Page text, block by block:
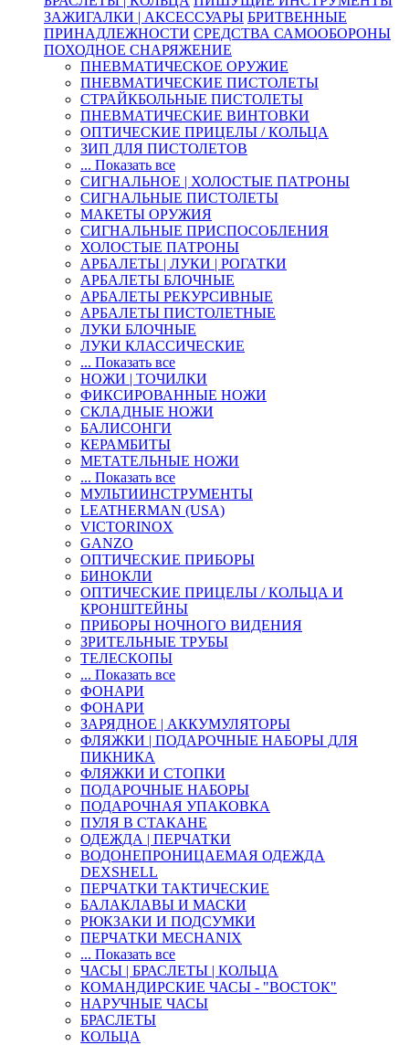
ЗАЖИГАЛКИ | АКСЕССУАРЫ БРИТВЕННЫЕ
ПРИНАДЛЕЖНОСТИ СРЕДСТВА САМООБОРОНЫ
ПОХОДНОЕ СНАРЯЖЕНИЕ
ПНЕВМАТИЧЕСКОЕ ОРУЖИЕ
ПНЕВМАТИЧЕСКИЕ ПИСТОЛЕТЫ
СТРАЙКБОЛЬНЫЕ ПИСТОЛЕТЫ
ПНЕВМАТИЧЕСКИЕ ВИНТОВКИ
ОПТИЧЕСКИЕ ПРИЦЕЛЫ / КОЛЬЦА
ЗИП ДЛЯ ПИСТОЛЕТОВ
... Показать все
СИГНАЛЬНОЕ | ХОЛОСТЫЕ ПАТРОНЫ
СИГНАЛЬНЫЕ ПИСТОЛЕТЫ
МАКЕТЫ ОРУЖИЯ
СИГНАЛЬНЫЕ ПРИСПОСОБЛЕНИЯ
ХОЛОСТЫЕ ПАТРОНЫ
АРБАЛЕТЫ | ЛУКИ | РОГАТКИ
АРБАЛЕТЫ БЛОЧНЫЕ
АРБАЛЕТЫ РЕКУРСИВНЫЕ
АРБАЛЕТЫ ПИСТОЛЕТНЫЕ
ЛУКИ БЛОЧНЫЕ
ЛУКИ КЛАССИЧЕСКИЕ
... Показать все
НОЖИ | ТОЧИЛКИ
ФИКСИРОВАННЫЕ НОЖИ
СКЛАДНЫЕ НОЖИ
БАЛИСОНГИ
КЕРАМБИТЫ
МЕТАТЕЛЬНЫЕ НОЖИ
... Показать все
МУЛЬТИИНСТРУМЕНТЫ
LEATHERMAN (USA)
VICTORINOX
GANZO
ОПТИЧЕСКИЕ ПРИБОРЫ
БИНОКЛИ
ОПТИЧЕСКИЕ ПРИЦЕЛЫ / КОЛЬЦА И
КРОНШТЕЙНЫ
ПРИБОРЫ НОЧНОГО ВИДЕНИЯ
ЗРИТЕЛЬНЫЕ ТРУБЫ
ТЕЛЕСКОПЫ
... Показать все
ФОНАРИ
ФОНАРИ
ЗАРЯДНОЕ | АККУМУЛЯТОРЫ
ФЛЯЖКИ | ПОДАРОЧНЫЕ НАБОРЫ ДЛЯ
ПИКНИКА
ФЛЯЖКИ И СТОПКИ
ПОДАРОЧНЫЕ НАБОРЫ
ПОДАРОЧНАЯ УПАКОВКА
ПУЛЯ В СТАКАНЕ
ОДЕЖДА | ПЕРЧАТКИ
ВОДОНЕПРОНИЦАЕМАЯ ОДЕЖДА
DEXSHELL
ПЕРЧАТКИ ТАКТИЧЕСКИЕ
БАЛАКЛАВЫ И МАСКИ
РЮКЗАКИ И ПОДСУМКИ
ПЕРЧАТКИ MECHANIX
... Показать все
ЧАСЫ | БРАСЛЕТЫ | КОЛЬЦА
КОМАНДИРСКИЕ ЧАСЫ - "ВОСТОК"
НАРУЧНЫЕ ЧАСЫ
БРАСЛЕТЫ
КОЛЬЦА